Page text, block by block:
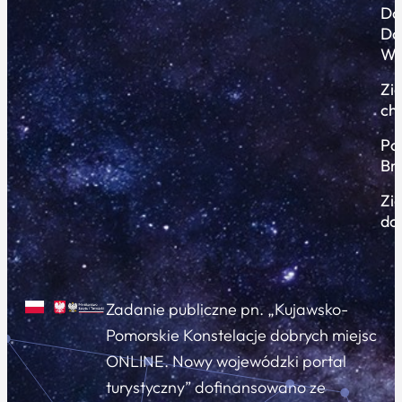
Zadanie publiczne pn. „Kujawsko-
Pomorskie Konstelacje dobrych miejsc
ONLINE. Nowy wojewódzki portal
turystyczny” dofinansowano ze